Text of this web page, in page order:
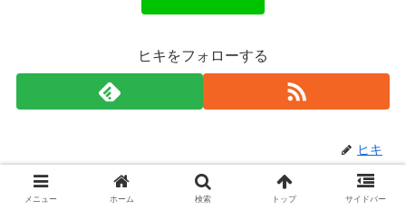
ヒキをフォローする
ヒキ
メニュー ホーム 検索 トップ サイドバー